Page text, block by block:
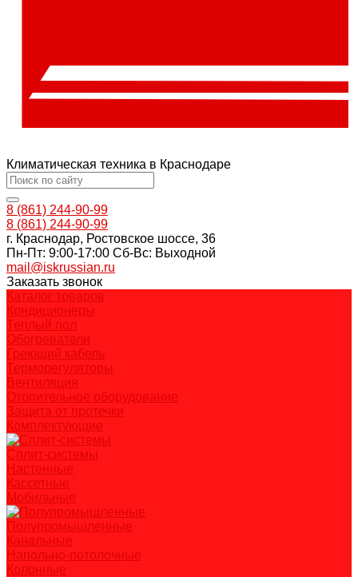
Климатическая техника в Краснодаре
8 (861) 244-90-99
8 (861) 244-90-99
г. Краснодар, Ростовское шоссе, 36
Пн-Пт: 9:00-17:00 Cб-Вс: Выходной
mail@iskrussian.ru
Заказать звонок
Каталог товаров
Кондиционеры
Теплый пол
Обогреватели
Греющий кабель
Терморегуляторы
Вентиляция
Отопительное оборудование
Защита от протечки
Комплектующие
Сплит-системы
Настенные
Кассетные
Мобильные
Полупромышленные
Канальные
Напольно-потолочные
Колонные